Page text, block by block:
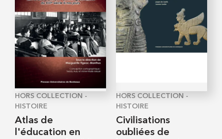
HORS COLLECTION -
HISTOIRE
Atlas de
l'éducation en
HORS COLLECTION -
HISTOIRE
Civilisations
oubliées de